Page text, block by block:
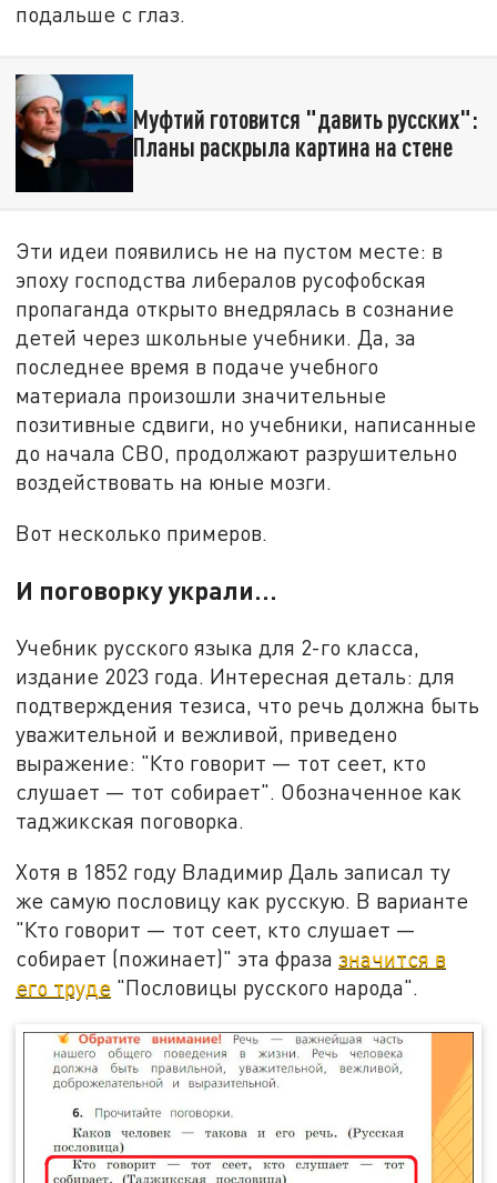
подальше с глаз.
Муфтий готовится "давить русских":
Планы раскрыла картина на стене
Эти идеи появились не на пустом месте: в
эпоху господства либералов русофобская
пропаганда открыто внедрялась в сознание
детей через школьные учебники. Да, за
последнее время в подаче учебного
материала произошли значительные
позитивные сдвиги, но учебники, написанные
до начала СВО, продолжают разрушительно
воздействовать на юные мозги.
Вот несколько примеров.
И поговорку украли…
Учебник русского языка для 2-го класса,
издание 2023 года. Интересная деталь: для
подтверждения тезиса, что речь должна быть
уважительной и вежливой, приведено
выражение: "Кто говорит — тот сеет, кто
слушает — тот собирает". Обозначенное как
таджикская поговорка.
Хотя в 1852 году Владимир Даль записал ту
же самую пословицу как русскую. В варианте
"Кто говорит — тот сеет, кто слушает —
собирает (пожинает)" эта фразазначится в
его труде "Пословицы русского народа".